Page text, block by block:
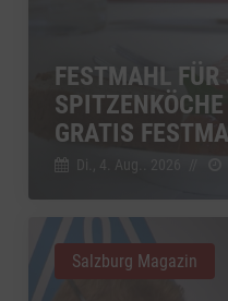
FESTMAHL
GRATIS
Di., 4. Aug.. 2026
Salzburg Magazin